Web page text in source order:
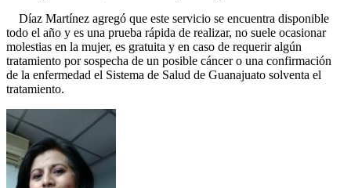
Díaz Martínez agregó que este servicio se encuentra disponible
todo el año y es una prueba rápida de realizar, no suele ocasionar
molestias en la mujer, es gratuita y en caso de requerir algún
tratamiento por sospecha de un posible cáncer o una confirmación
de la enfermedad el Sistema de Salud de Guanajuato solventa el
tratamiento.